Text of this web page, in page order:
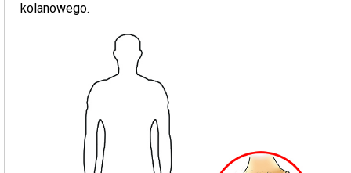
kolanowego.